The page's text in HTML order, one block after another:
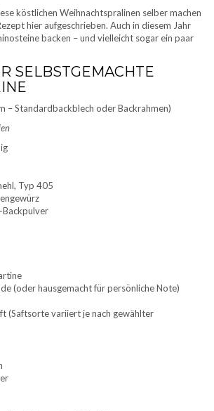
köstlichen Weihnachtspralinen selber machen
hier aufgeschrieben. Auch in diesem Jahr
backen – und vielleicht sogar ein paar
SELBSTGEMACHTE
– Standardbackblech oder Backrahmen)
Typ 405
Backpulver
(oder hausgemacht für persönliche Note)
(Saftsorte variiert je nach gewählter